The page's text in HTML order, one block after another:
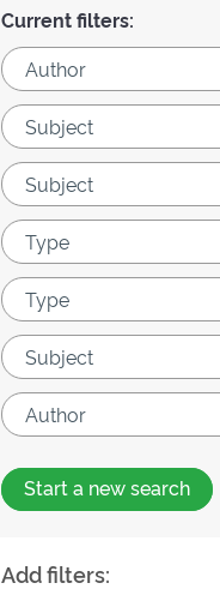
Current filters:
Start a new search
Add filters: